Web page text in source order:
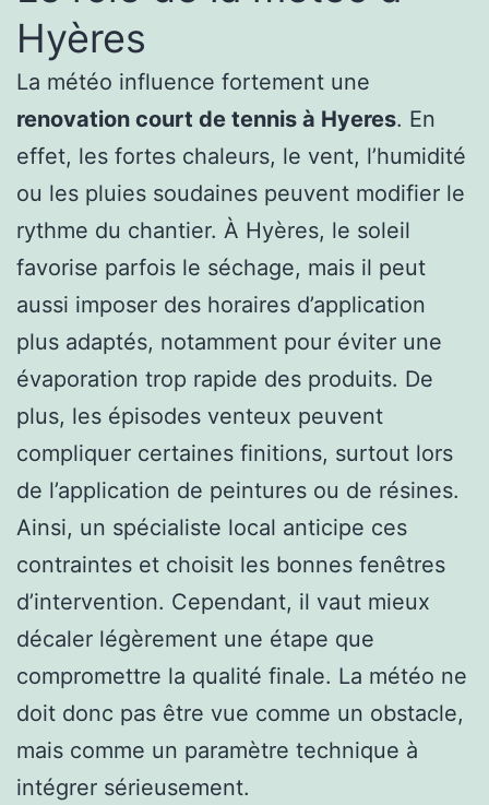
Hyères
La météo influence fortement une
renovation court de tennis à Hyeres. En
effet, les fortes chaleurs, le vent, l’humidité
ou les pluies soudaines peuvent modifier le
rythme du chantier. À Hyères, le soleil
favorise parfois le séchage, mais il peut
aussi imposer des horaires d’application
plus adaptés, notamment pour éviter une
évaporation trop rapide des produits. De
plus, les épisodes venteux peuvent
compliquer certaines finitions, surtout lors
de l’application de peintures ou de résines.
Ainsi, un spécialiste local anticipe ces
contraintes et choisit les bonnes fenêtres
d’intervention. Cependant, il vaut mieux
décaler légèrement une étape que
compromettre la qualité finale. La météo ne
doit donc pas être vue comme un obstacle,
mais comme un paramètre technique à
intégrer sérieusement.